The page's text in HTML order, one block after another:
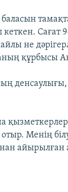
баласын
кеткен.
не
құрбысы
денсаулығы,
Менің